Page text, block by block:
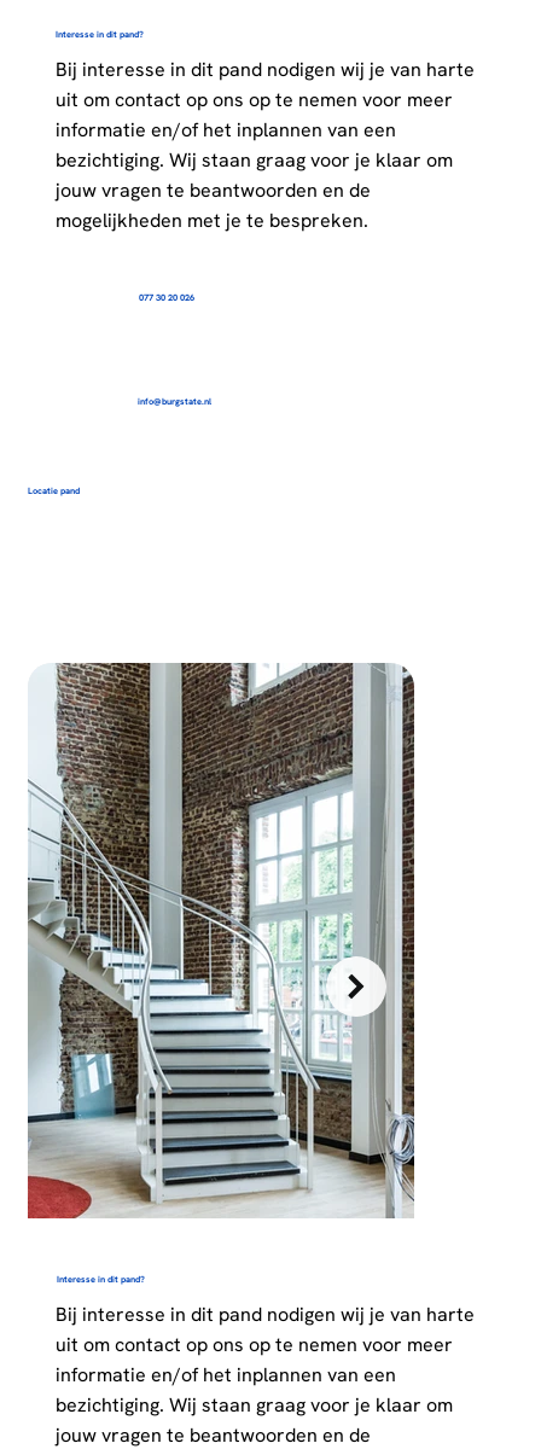
Interesse in dit pand?
Bij interesse in dit pand nodigen wij je van harte
uit om contact op ons op te nemen voor meer
informatie en/of het inplannen van een
bezichtiging. Wij staan graag voor je klaar om
jouw vragen te beantwoorden en de
mogelijkheden met je te bespreken.
077 30 20 026
info@burgstate.nl
Locatie pand
Interesse in dit pand?
Bij interesse in dit pand nodigen wij je van harte
uit om contact op ons op te nemen voor meer
informatie en/of het inplannen van een
bezichtiging. Wij staan graag voor je klaar om
jouw vragen te beantwoorden en de